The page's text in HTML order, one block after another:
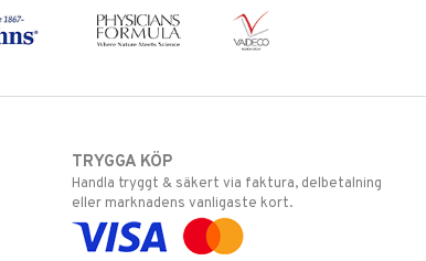
TRYGGA KÖP
Handla tryggt & säkert via faktura, delbetalning
eller marknadens vanligaste kort.